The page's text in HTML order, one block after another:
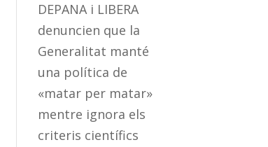
DEPANA i LIBERA
denuncien que la
Generalitat manté
una política de
«matar per matar»
mentre ignora els
criteris científics